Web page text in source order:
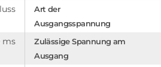
Art der
Ausgangsspannung
ms
Zulässige Spannung am
Ausgang